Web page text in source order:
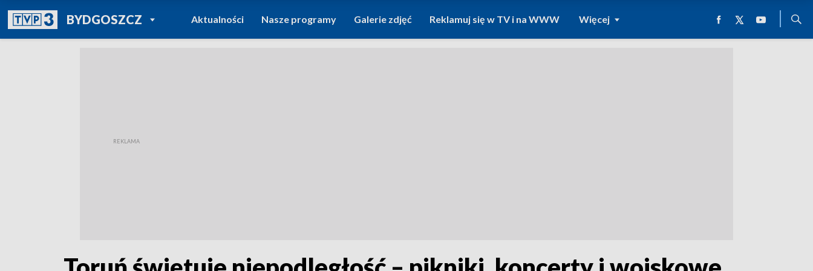
BYDGOSZCZPOWRÓT DO
TVP REGIONY
Aktualności Nasze programy Galerie zdjęć Reklamuj się w TV i na WWW Więcej